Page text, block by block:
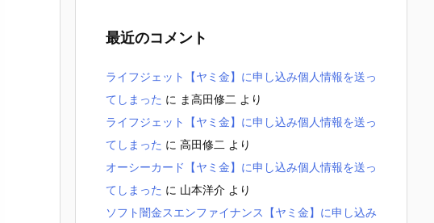
最近のコメント
ライフジェット【ヤミ金】に申し込み個人情報を送っ
てしまった に ま高田修二 より
ライフジェット【ヤミ金】に申し込み個人情報を送っ
てしまった に 高田修二 より
オーシーカード【ヤミ金】に申し込み個人情報を送っ
てしまった に 山本洋介 より
ソフト闇金スエンファイナンス【ヤミ金】に申し込み